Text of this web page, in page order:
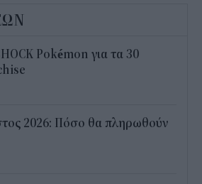
Pokémon για τα 30
2026: Πόσο θα πληρωθούν